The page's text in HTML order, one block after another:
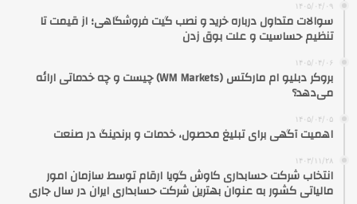
۱۴۰۵/۰۴/۰۹
سوالات متداول درباره خرید و نصب گیت فروشگاهی؛ از قیمت تا
تنظیم حساسیت و علت بوق زدن
۱۴۰۵/۰۴/۰۶
بروکر دبلیو ام مارکتس (WM Markets) چیست و چه خدماتی ارائه
می‌دهد؟
۱۴۰۵/۰۴/۰۵
اهمیت آگهی برای تبلیغ محصول، خدمات و برندینگ در صنعت
۱۴۰۳/۱۱/۲۸
انتخاب شرکت حسابداری کاوش گویا ارقام توسط سازمان امور
مالیاتی کشور به عنوان بهترین شرکت حسابداری ایران در سال جاری